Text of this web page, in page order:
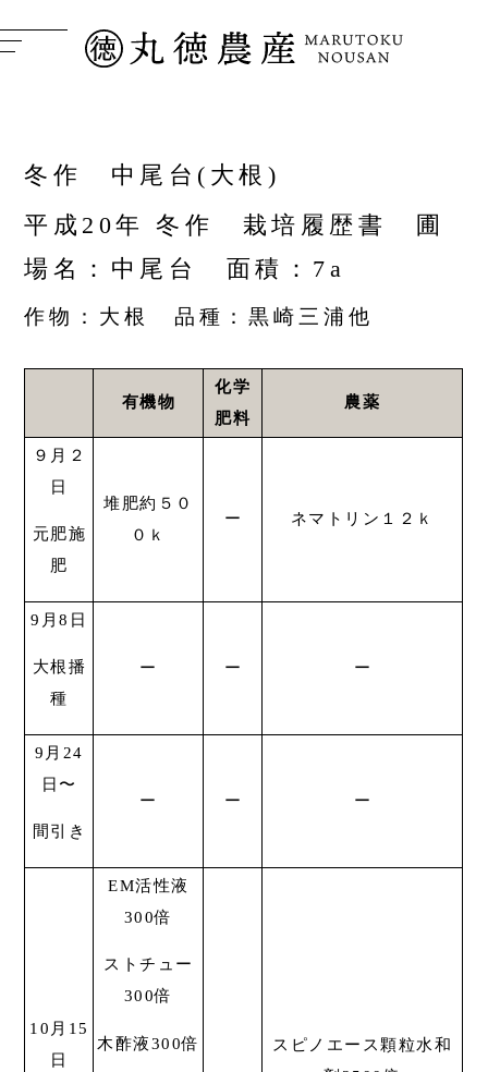
冬作 中尾台(大根)
平成20年 冬作 栽培履歴書 圃
場名：中尾台 面積：7a
作物：大根 品種：黒崎三浦他
有機物
化学
肥料
農薬
９月２
日
元肥施
肥
堆肥約５０
０ｋ
ー ネマトリン１２ｋ
9月8日
大根播
種
ー ー ー
9月24
日〜
間引き
ー ー ー
10月15
日
EM活性液
300倍
ストチュー
300倍
木酢液300倍
スピノエース顆粒水和